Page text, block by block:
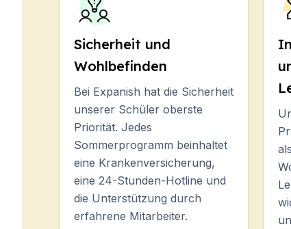
Junge Erwachsene
Sommercamp
Programme nach
Sommercamps (12-
Barcelona
Málaga
Costa Rica
Junge Erwachsene
Barcelona
Sicherheit und
Wohlbefinden
Bei Expanish hat die Sicherheit
unserer Schüler oberste
Priorität. Jedes
Sommerprogramm beinhaltet
eine Krankenversicherung,
eine 24-Stunden-Hotline und
die Unterstützung durch
erfahrene Mitarbeiter.